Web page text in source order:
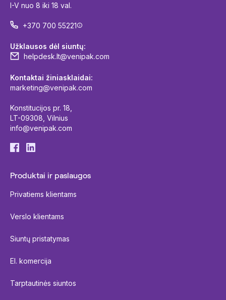
I-V nuo 8 iki 18 val.
+370 700 55221
Užklausos dėl siuntų:
helpdesk.lt@venipak.com
Kontaktai žiniasklaidai:
marketing@venipak.com
Konstitucijos pr. 18,
LT-09308, Vilnius
info@venipak.com
Produktai ir paslaugos
Privatiems klientams
Verslo klientams
Siuntų pristatymas
El. komercija
Tarptautinės siuntos